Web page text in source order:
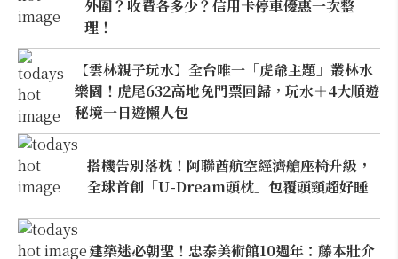
外圍？收費各多少？信用卡停車優惠一次整
理！
【雲林親子玩水】全台唯一「虎爺主題」叢林水
樂園！虎尾632高地免門票回歸，玩水＋4大順遊
秘境一日遊懶人包
搭機告別落枕！阿聯酋航空經濟艙座椅升級，
全球首創「U-Dream頭枕」包覆頭頸超好睡
建築迷必朝聖！忠泰美術館10週年：藤本壯介